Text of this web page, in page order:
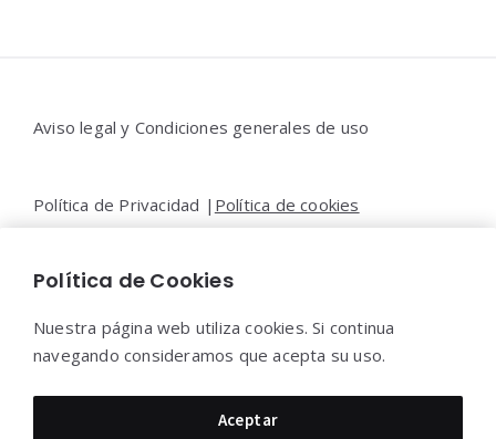
Aviso legal y Condiciones generales de uso
Política de Privacidad | Política de cookies
Contacto |Moya&Emery
Moya&Emery 2022 - Todos los derechos reservados.
Política de Cookies
Nuestra página web utiliza cookies. Si continua
navegando consideramos que acepta su uso.
Aceptar